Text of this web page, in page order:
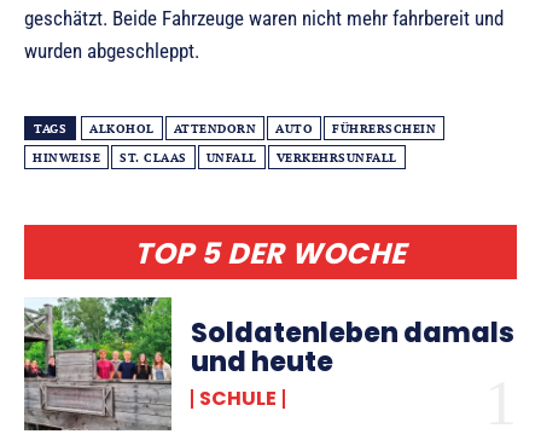
TOP 5 DER WOCHE
Soldatenleben damals
und heute
SCHULE
geschätzt. Beide Fahrzeuge waren nicht mehr fahrbereit und
wurden abgeschleppt.
TAGS ALKOHOL ATTENDORN AUTO
FÜHRERSCHEIN
HINWEISE
ST. CLAAS UNFALL VERKEHRSUNFALL